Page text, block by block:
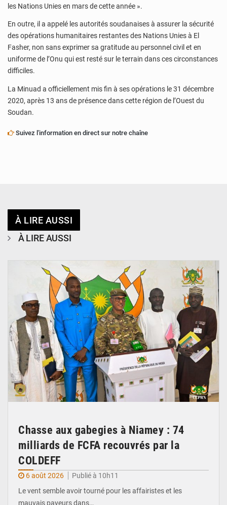
les Nations Unies en mars de cette année ».
En outre, il a appelé les autorités soudanaises à assurer la sécurité
des opérations humanitaires restantes des Nations Unies à El
Fasher, non sans exprimer sa gratitude au personnel civil et en
uniforme de l’Onu qui est resté sur le terrain dans ces circonstances
difficiles.
La Minuad a officiellement mis fin à ses opérations le 31 décembre
2020, après 13 ans de présence dans cette région de l’Ouest du
Soudan.
Suivez l'information en direct sur notre chaîne
À LIRE AUSSI
À LIRE AUSSI
Chasse aux gabegies à Niamey : 74
milliards de FCFA recouvrés par la
COLDEFF
6 août 2026
Publié à 10h11
Le vent semble avoir tourné pour les affairistes et les
mauvais payeurs dans…